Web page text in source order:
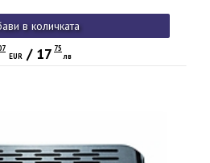
в количката
EUR / 17 75
лв